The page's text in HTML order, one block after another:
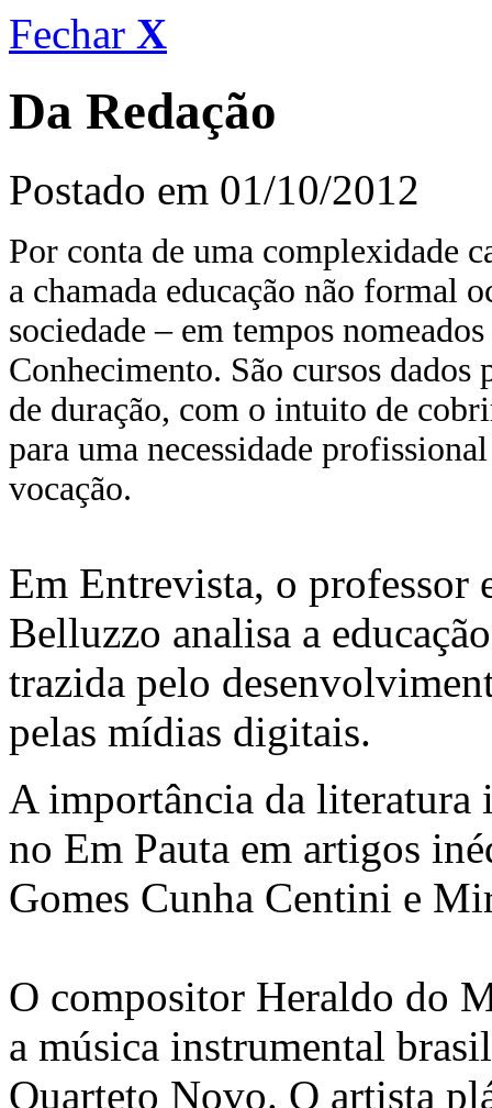
Fechar X
Da Redação
Postado em 01/10/2012
Por conta de uma complexidade
a chamada educação não formal
sociedade – em tempos
Conhecimento. São cursos
de duração, com o intuito de
para uma necessidade
vocação.
Em Entrevista, o professor
Belluzzo analisa a
trazida pelo
pelas mídias digitais.
A importância da literatura
no Em Pauta em artigos
Gomes Cunha Centini e
O compositor Heraldo do
a música instrumental
Quarteto Novo. O artista